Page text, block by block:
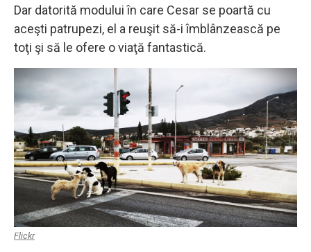
Dar datorită modului în care Cesar se poartă cu
aceşti patrupezi, el a reuşit să-i îmblânzească pe
toţi şi să le ofere o viaţă fantastică.
Flickr